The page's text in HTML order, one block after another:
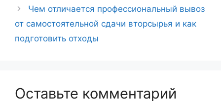
Чем отличается профессиональный вывоз
от самостоятельной сдачи вторсырья и как
подготовить отходы
Оставьте комментарий